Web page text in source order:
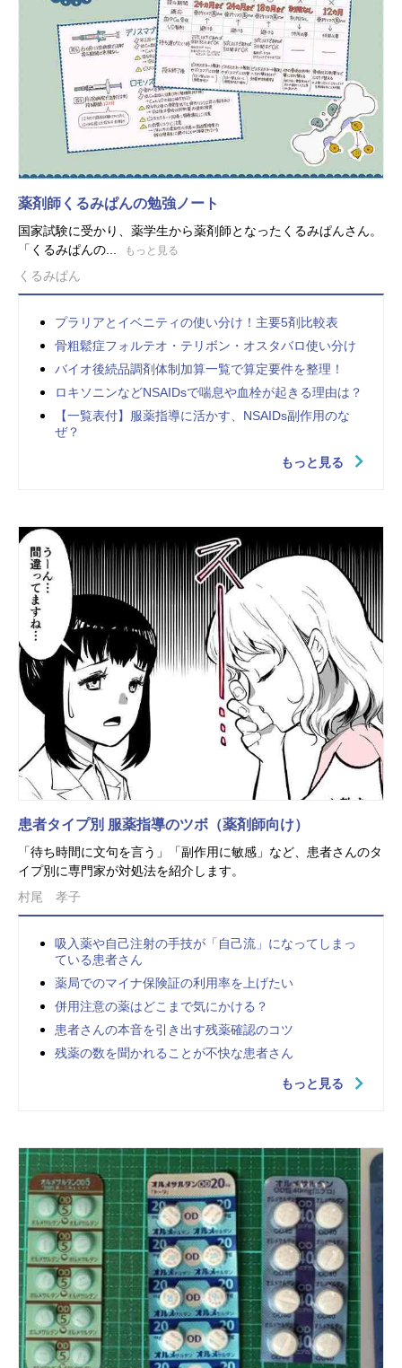
薬剤師くるみぱんの勉強ノート
国家試験に受かり、薬学生から薬剤師となったくるみぱんさん。
「くるみぱんの...
もっと見る
くるみぱん
プラリアとイベニティの使い分け！主要5剤比較表
骨粗鬆症フォルテオ・テリボン・オスタバロ使い分け
バイオ後続品調剤体制加算一覧で算定要件を整理！
ロキソニンなどNSAIDsで喘息や血栓が起きる理由は？
【一覧表付】服薬指導に活かす、NSAIDs副作用のな
ぜ？
もっと見る
患者タイプ別 服薬指導のツボ（薬剤師向け）
「待ち時間に文句を言う」「副作用に敏感」など、患者さんのタ
イプ別に専門家が対処法を紹介します。
村尾 孝子
吸入薬や自己注射の手技が「自己流」になってしまっ
ている患者さん
薬局でのマイナ保険証の利用率を上げたい
併用注意の薬はどこまで気にかける？
患者さんの本音を引き出す残薬確認のコツ
残薬の数を聞かれることが不快な患者さん
もっと見る